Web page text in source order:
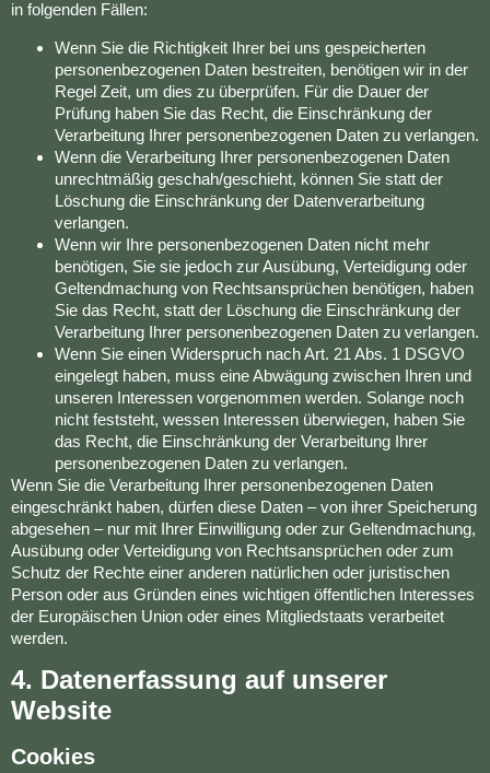
in folgenden Fällen:
Wenn Sie die Richtigkeit Ihrer bei uns gespeicherten
personenbezogenen Daten bestreiten, benötigen wir in der
Regel Zeit, um dies zu überprüfen. Für die Dauer der
Prüfung haben Sie das Recht, die Einschränkung der
Verarbeitung Ihrer personenbezogenen Daten zu verlangen.
Wenn die Verarbeitung Ihrer personenbezogenen Daten
unrechtmäßig geschah/geschieht, können Sie statt der
Löschung die Einschränkung der Datenverarbeitung
verlangen.
Wenn wir Ihre personenbezogenen Daten nicht mehr
benötigen, Sie sie jedoch zur Ausübung, Verteidigung oder
Geltendmachung von Rechtsansprüchen benötigen, haben
Sie das Recht, statt der Löschung die Einschränkung der
Verarbeitung Ihrer personenbezogenen Daten zu verlangen.
Wenn Sie einen Widerspruch nach Art. 21 Abs. 1 DSGVO
eingelegt haben, muss eine Abwägung zwischen Ihren und
unseren Interessen vorgenommen werden. Solange noch
nicht feststeht, wessen Interessen überwiegen, haben Sie
das Recht, die Einschränkung der Verarbeitung Ihrer
personenbezogenen Daten zu verlangen.
Wenn Sie die Verarbeitung Ihrer personenbezogenen Daten
eingeschränkt haben, dürfen diese Daten – von ihrer Speicherung
abgesehen – nur mit Ihrer Einwilligung oder zur Geltendmachung,
Ausübung oder Verteidigung von Rechtsansprüchen oder zum
Schutz der Rechte einer anderen natürlichen oder juristischen
Person oder aus Gründen eines wichtigen öffentlichen Interesses
der Europäischen Union oder eines Mitgliedstaats verarbeitet
werden.
4. Datenerfassung auf unserer
Website
Cookies